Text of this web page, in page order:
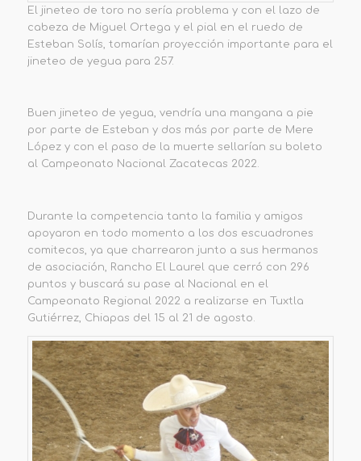
El jineteo de toro no sería problema y con el lazo de
cabeza de Miguel Ortega y el pial en el ruedo de
Esteban Solís, tomarían proyección importante para el
jineteo de yegua para 257.
Buen jineteo de yegua, vendría una mangana a pie
por parte de Esteban y dos más por parte de Mere
López y con el paso de la muerte sellarían su boleto
al Campeonato Nacional Zacatecas 2022.
Durante la competencia tanto la familia y amigos
apoyaron en todo momento a los dos escuadrones
comitecos, ya que charrearon junto a sus hermanos
de asociación, Rancho El Laurel que cerró con 296
puntos y buscará su pase al Nacional en el
Campeonato Regional 2022 a realizarse en Tuxtla
Gutiérrez, Chiapas del 15 al 21 de agosto.